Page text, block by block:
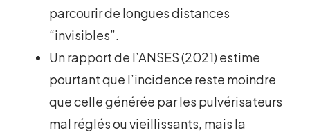
parcourir de longues distances
“invisibles”.
Un rapport de l’ANSES (2021) estime
pourtant que l’incidence reste moindre
que celle générée par les pulvérisateurs
mal réglés ou vieillissants, mais la